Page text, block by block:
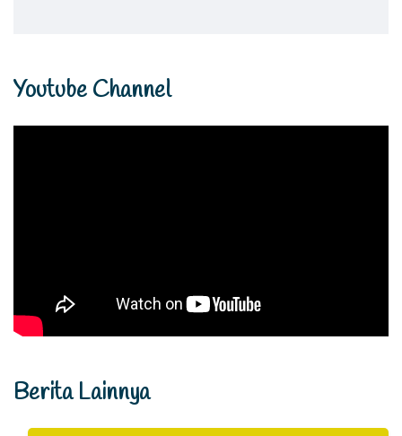
Youtube Channel
Berita Lainnya